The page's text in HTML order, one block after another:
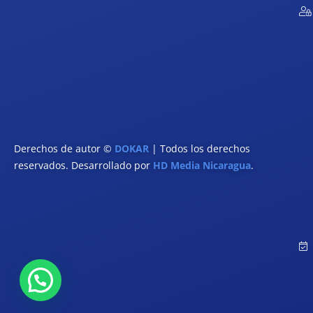
Derechos de autor © DOKAR | Todos los derechos
reservados. Desarrollado por HD Media Nicaragua.